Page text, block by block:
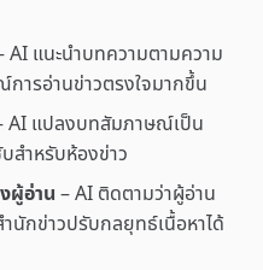
AI แนะนำบทความตามความ
การอ่านข่าวตรงใจมากขึ้น
AI แปลงบทสัมภาษณ์เป็น
สำหรับห้องข่าว
ผู้อ่าน – AI ติดตามว่าผู้อ่าน
นักข่าวปรับกลยุทธ์เนื้อหาได้